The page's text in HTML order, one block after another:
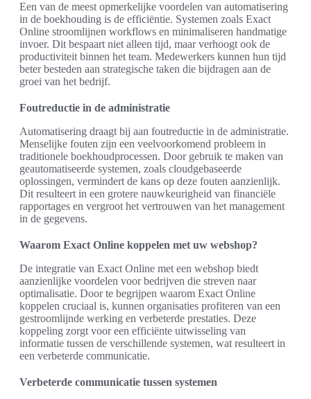
Een van de meest opmerkelijke voordelen van automatisering
in de boekhouding is de efficiëntie. Systemen zoals Exact
Online stroomlijnen workflows en minimaliseren handmatige
invoer. Dit bespaart niet alleen tijd, maar verhoogt ook de
productiviteit binnen het team. Medewerkers kunnen hun tijd
beter besteden aan strategische taken die bijdragen aan de
groei van het bedrijf.
Foutreductie in de administratie
Automatisering draagt bij aan foutreductie in de administratie.
Menselijke fouten zijn een veelvoorkomend probleem in
traditionele boekhoudprocessen. Door gebruik te maken van
geautomatiseerde systemen, zoals cloudgebaseerde
oplossingen, vermindert de kans op deze fouten aanzienlijk.
Dit resulteert in een grotere nauwkeurigheid van financiële
rapportages en vergroot het vertrouwen van het management
in de gegevens.
Waarom Exact Online koppelen met uw webshop?
De integratie van Exact Online met een webshop biedt
aanzienlijke voordelen voor bedrijven die streven naar
optimalisatie. Door te begrijpen waarom Exact Online
koppelen cruciaal is, kunnen organisaties profiteren van een
gestroomlijnde werking en verbeterde prestaties. Deze
koppeling zorgt voor een efficiënte uitwisseling van
informatie tussen de verschillende systemen, wat resulteert in
een verbeterde communicatie.
Verbeterde communicatie tussen systemen